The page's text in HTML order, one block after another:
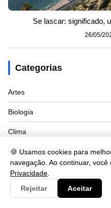
🍪 Usamos cookies para
navegação. Ao continuar,
Privacidade
Rejeitar
Aceitar
Se lascar: significado,
26/05/
Categorias
Artes
Biologia
Clima
Cultura
Economia
Educacao